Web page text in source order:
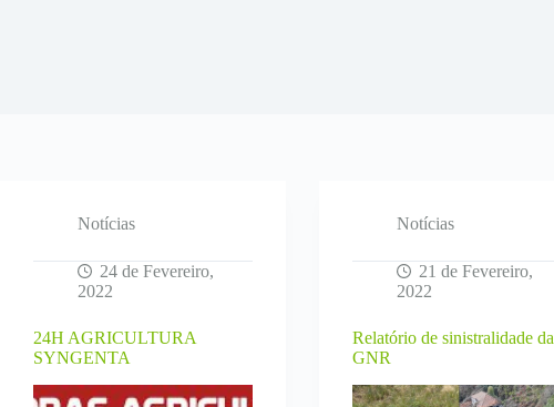
Notícias
24 de Fevereiro,
2022
24H AGRICULTURA
SYNGENTA
Notícias
21 de Fevereiro,
2022
Relatório de sinistralidade da
GNR